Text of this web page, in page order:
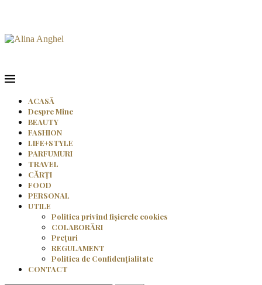
ACASĂ
Despre Mine
BEAUTY
FASHION
LIFE+STYLE
PARFUMURI
TRAVEL
CĂRȚI
FOOD
PERSONAL
UTILE
Politica privind fișierele cookies
COLABORĂRI
Prețuri
REGULAMENT
Politica de Confidențialitate
CONTACT